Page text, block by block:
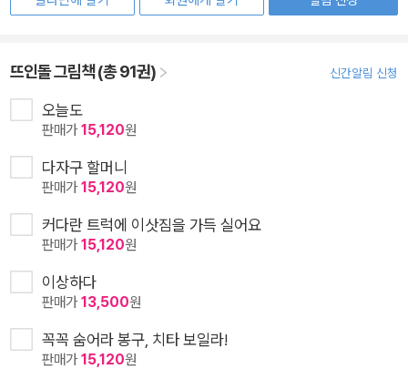
뜨인돌 그림책 (총 91권) 신간알림 신청
오늘도
판매가15,120원
다자구 할머니
판매가15,120원
커다란 트럭에 이삿짐을 가득 실어요
판매가15,120원
이상하다
판매가13,500원
꼭꼭 숨어라 봉구, 치타 보일라!
판매가15,120원